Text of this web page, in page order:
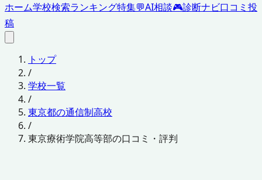
ホーム学校検索ランキング特集💬AI相談🎮診断ナビ口コミ投
稿
トップ
/
学校一覧
/
東京都の通信制高校
/
東京療術学院高等部の口コミ・評判